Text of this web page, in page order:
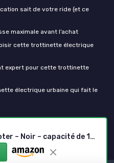
Siège de Balance Scooter – Noir – capacité de 120 kg max - – avec Roulette et Poignées – ajustable pour Adultes et Enfants – Siège de Kart Elektroscooter compatible avec Hoverboard
sait de votre ride (et ce
maximale avant l’achat
cette trottinette électrique
expert pour cette trottinette
électrique urbaine qui fait le